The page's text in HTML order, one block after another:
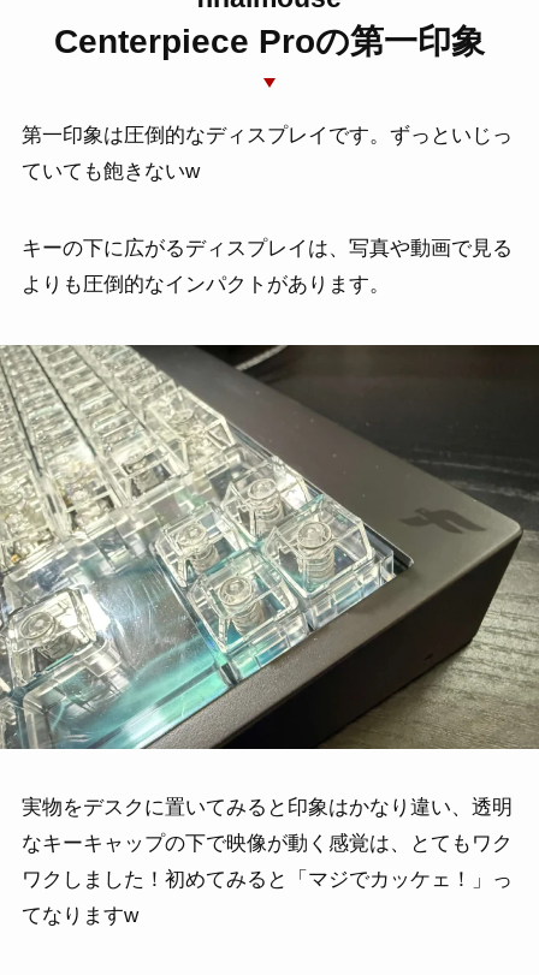
Centerpiece Proの第一印象
第一印象は圧倒的なディスプレイです。ずっといじっ
ていても飽きないw
キーの下に広がるディスプレイは、写真や動画で見る
よりも圧倒的なインパクトがあります。
実物をデスクに置いてみると印象はかなり違い、透明
なキーキャップの下で映像が動く感覚は、とてもワク
ワクしました！初めてみると「マジでカッケェ！」っ
てなりますw